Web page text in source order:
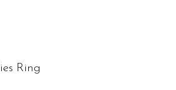
Ring